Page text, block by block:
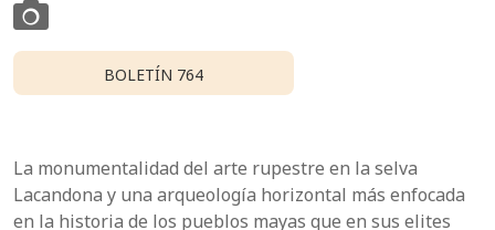
BOLETÍN 764
La monumentalidad del arte rupestre en la selva
Lacandona y una arqueología horizontal más enfocada
en la historia de los pueblos mayas que en sus elites